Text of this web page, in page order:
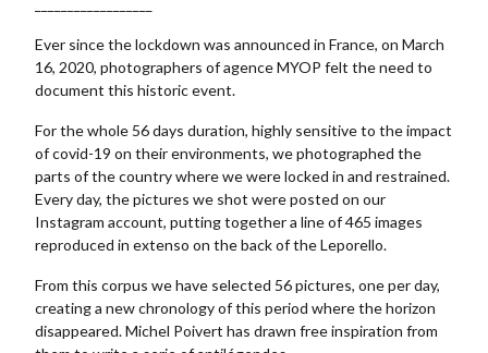
Ever since the lockdown was announced in France, on March
16, 2020, photographers of agence MYOP felt the need to
document this historic event.
For the whole 56 days duration, highly sensitive to the impact
of covid-19 on their environments, we photographed the
parts of the country where we were locked in and restrained.
Every day, the pictures we shot were posted on our
Instagram account, putting together a line of 465 images
reproduced in extenso on the back of the Leporello.
From this corpus we have selected 56 pictures, one per day,
creating a new chronology of this period where the horizon
disappeared. Michel Poivert has drawn free inspiration from